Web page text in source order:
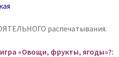
распечатывания.
«Овощи, фрукты, ягоды»?: